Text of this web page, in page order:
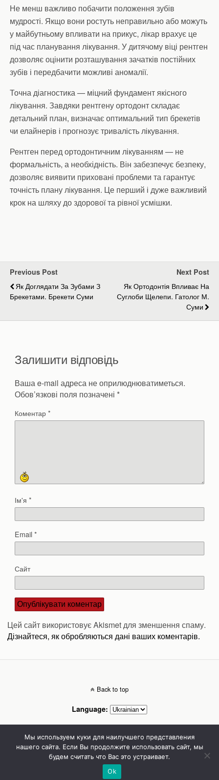
Не менш важливо побачити положення зубів
мудрості. Якщо вони ростуть неправильно або можуть
у майбутньому впливати на прикус, лікар врахує це
під час планування лікування. У дитячому віці рентген
дозволяє оцінити розташування зачатків постійних
зубів і передбачити можливі аномалії.
Точна діагностика — міцний фундамент якісного
лікування. Завдяки рентгену ортодонт складає
детальний план, визначає оптимальний тип брекетів
чи елайнерів і прогнозує тривалість лікування.
Рентген перед ортодонтичним лікуванням — не
формальність, а необхідність. Він забезпечує безпеку,
дозволяє виявити приховані проблеми та гарантує
точність плану лікування. Це перший і дуже важливий
крок на шляху до здорової та рівної усмішки.
Previous Post
Як Доглядати За Зубами З
Брекетами. Брекети Суми
Next Post
Як Ортодонтія Впливає На
Суглоби Щелепи. Гатолог М.
Суми
Залишити відповідь
Ваша e-mail адреса не оприлюднюватиметься.
Обов’язкові поля позначені *
Коментар*
Ім'я *
Email*
Сайт
Цей сайт використовує Akismet для зменшення спаму.
Дізнайтеся, як обробляються дані ваших коментарів.
Back to top
Language:
Mobile Desktop
Стоматолог Сумы, стоматологические клиники Сумы, детская стоматология в
Сумах. | Частная стоматология Сумы
Мы используем куки для наилучшего представления
нашего сайта. Если Вы продолжите использовать сайт, мы
будем считать что Вас это устраивает.
Ok